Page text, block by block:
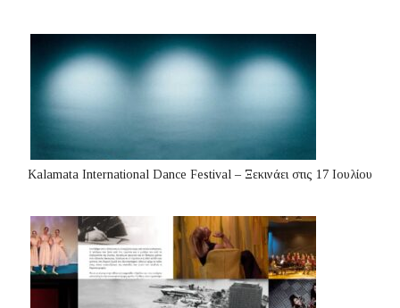
Kalamata International Dance Festival – Ξεκινάει στις 17 Ιουλίου